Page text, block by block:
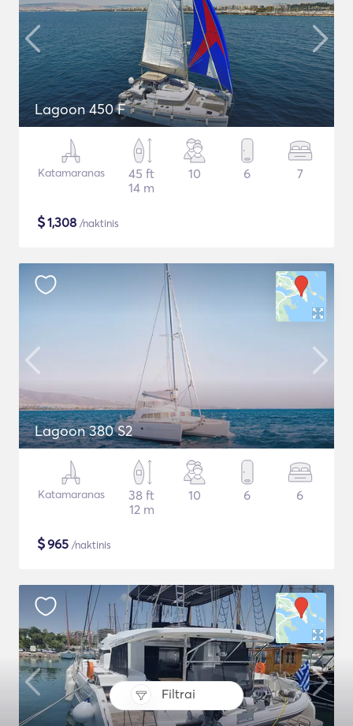
Filtrai
Lagoon 450 F
Katamaranas
45 ft
14 m
10 6 7
$1,308 /naktinis
Lagoon 380 S2
Katamaranas
38 ft
12 m
10 6 6
$965 /naktinis